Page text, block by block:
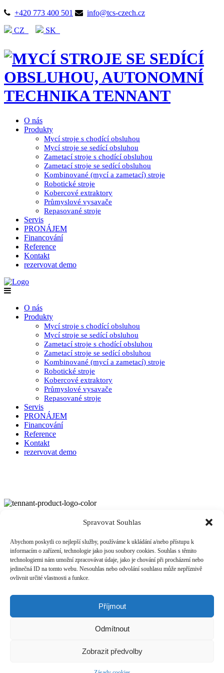
Spravovat Souhlas
Abychom poskytli co nejlepší služby, používáme k ukládání a/nebo přístupu k
informacím o zařízení, technologie jako jsou soubory cookies. Souhlas s těmito
technologiemi nám umožní zpracovávat údaje, jako je chování při procházení nebo
jedinečná ID na tomto webu. Nesouhlas nebo odvolání souhlasu může nepříznivě
ovlivnit určité vlastnosti a funkce.
Příjmout
Odmítnout
Zobrazit předvolby
+420 773 400 501 info@tcs-czech.cz
CZ SK
O nás
Produkty
Mycí stroje s chodící obsluhou
Mycí stroje se sedící obsluhou
Zametací stroje s chodící obsluhou
Zametací stroje se sedící obsluhou
Kombinované (mycí a zametací) stroje
Robotické stroje
Kobercové extraktory
Průmyslové vysavače
Repasované stroje
Servis
PRONÁJEM
Financování
Reference
Kontakt
rezervovat demo
O nás
Produkty
Mycí stroje s chodící obsluhou
Mycí stroje se sedící obsluhou
Zametací stroje s chodící obsluhou
Zametací stroje se sedící obsluhou
Kombinované (mycí a zametací) stroje
Robotické stroje
Kobercové extraktory
Průmyslové vysavače
Repasované stroje
Servis
PRONÁJEM
Financování
Reference
Kontakt
rezervovat demo
PRODUKTY
PRONÁJEM
FINANCOVÁNÍ
RERERENCE
KONTAKT
+420 773 400 501
Tennant Česká republika, s.r.o